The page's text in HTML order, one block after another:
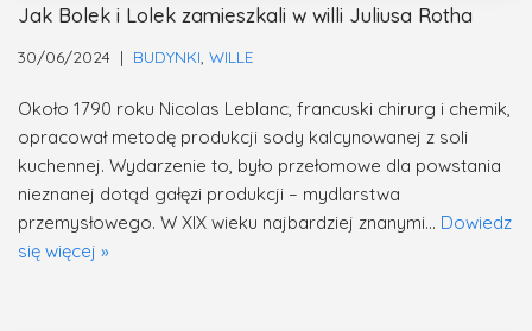
Jak Bolek i Lolek zamieszkali w willi Juliusa Rotha
30/06/2024 BUDYNKI WILLE
Około 1790 roku Nicolas Leblanc, francuski chirurg i chemik,
opracował metodę produkcji sody kalcynowanej z soli
kuchennej. Wydarzenie to, było przełomowe dla powstania
nieznanej dotąd gałęzi produkcji – mydlarstwa
przemysłowego. W XIX wieku najbardziej znanymi… Dowiedz
się więcej »